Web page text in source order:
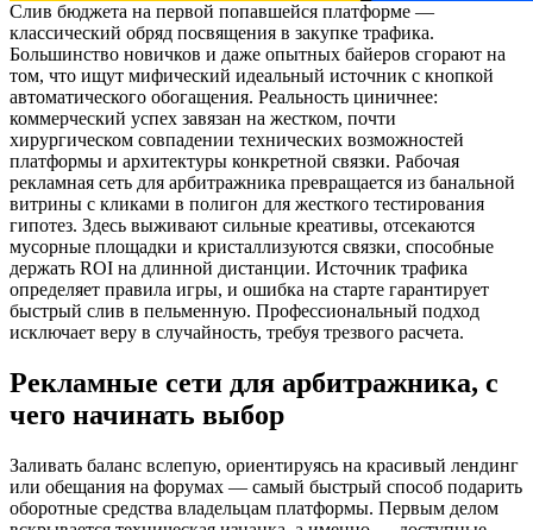
Слив бюджета на первой попавшейся платформе —
классический обряд посвящения в закупке трафика.
Большинство новичков и даже опытных байеров сгорают на
том, что ищут мифический идеальный источник с кнопкой
автоматического обогащения. Реальность циничнее:
коммерческий успех завязан на жестком, почти
хирургическом совпадении технических возможностей
платформы и архитектуры конкретной связки. Рабочая
рекламная сеть для арбитражника превращается из банальной
витрины с кликами в полигон для жесткого тестирования
гипотез. Здесь выживают сильные креативы, отсекаются
мусорные площадки и кристаллизуются связки, способные
держать ROI на длинной дистанции. Источник трафика
определяет правила игры, и ошибка на старте гарантирует
быстрый слив в пельменную. Профессиональный подход
исключает веру в случайность, требуя трезвого расчета.
Рекламные сети для арбитражника, с
чего начинать выбор
Заливать баланс вслепую, ориентируясь на красивый лендинг
или обещания на форумах — самый быстрый способ подарить
оборотные средства владельцам платформы. Первым делом